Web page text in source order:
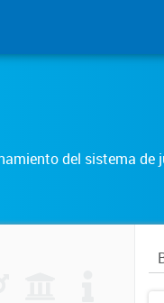
del sistema de